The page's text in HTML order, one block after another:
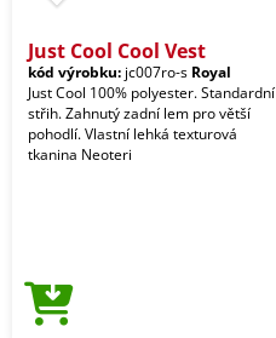
Just Cool Cool Vest
kód výrobku: jc007ro-s Royal
Just Cool 100% polyester. Standardní
střih. Zahnutý zadní lem pro větší
pohodlí. Vlastní lehká texturová
tkanina Neoteri